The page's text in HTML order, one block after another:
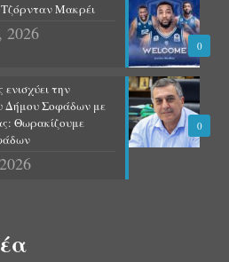
0
Μακρέι
2026
0
την
Δήμου Σοφάδων με
Θωρακίζουμε